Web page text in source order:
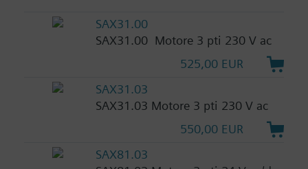
SAX31.00
SAX31.00 Motore 3 pti 230 V ac
525,00 EUR
SAX31.03
SAX31.03 Motore 3 pti 230 V ac
550,00 EUR
SAX81.03